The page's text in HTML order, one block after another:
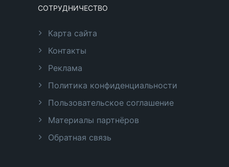
СОТРУДНИЧЕСТВО
Карта сайта
Контакты
Реклама
Политика конфиденциальности
Пользовательское соглашение
Материалы партнёров
Обратная связь